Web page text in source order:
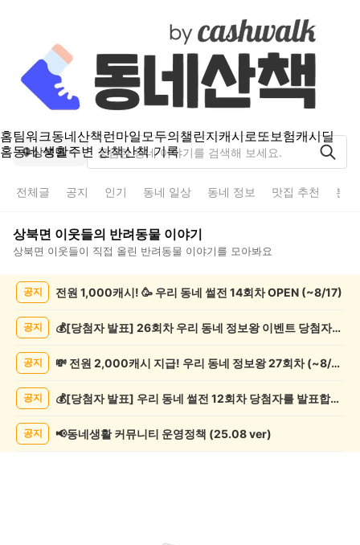
홈팀워크동네산책런마일모두의챌린지캐시로또보험캐시딜
홈동네 생활주변 산책산책 기록
상북면
전체글 공지 인기 동네 일상 동네 정보 맛집 추천 분
상북면 이웃들의 반려동물 이야기
상북면 이웃들이 직접 올린 반려동물 이야기를 모아봐요
록
공지 전원 1,000캐시! 🥳 우리 동네 썰전 14회차 OPEN (~8/17)
공지 💰[당첨자 발표] 26회차 우리 동네 정보왕 이벤트 당첨자를 발표합니다!
공지 💸 전원 2,000캐시 지급! 우리 동네 정보왕 27회차 (~8/10)
공지 💰[당첨자 발표] 우리 동네 썰전 12회차 당첨자를 발표합니다!
공지 📢동네생활 커뮤니티 운영정책 (25.08 ver)